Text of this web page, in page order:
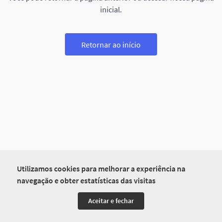
Utilizamos cookies para melhorar a experiência na
navegação e obter estatísticas das visitas
Aceitar e fechar
inicial.
Retornar ao início